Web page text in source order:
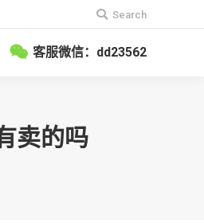
搜
索：
Search
客服微信：dd23562
卖的吗